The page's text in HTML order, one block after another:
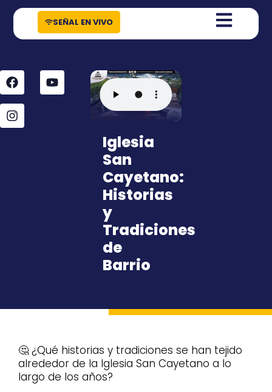
contenido
SEÑAL EN VIVO
Iglesia
San
Cayetano:
Historias
y
Tradiciones
de
Barrio
🤔 ¿Qué historias y tradiciones se han tejido
alrededor de la Iglesia San Cayetano a lo
largo de los años?